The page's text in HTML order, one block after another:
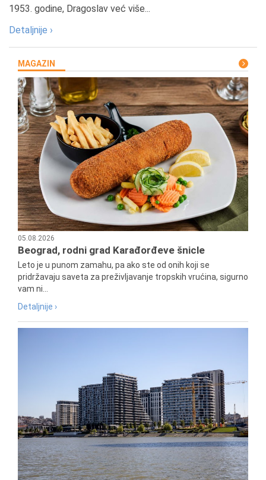
1953. godine, Dragoslav već više...
Detaljnije ›
MAGAZIN
05.08.2026
Beograd, rodni grad Karađorđeve šnicle
Leto je u punom zamahu, pa ako ste od onih koji se
pridržavaju saveta za preživljavanje tropskih vrućina, sigurno
vam ni...
Detaljnije ›